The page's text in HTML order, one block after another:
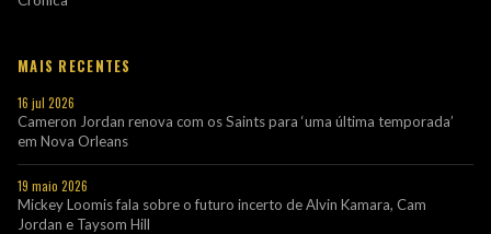
MAIS RECENTES
16 jul 2026
Cameron Jordan renova com os Saints para ‘uma última temporada’
em Nova Orleans
19 maio 2026
Mickey Loomis fala sobre o futuro incerto de Alvin Kamara, Cam
Jordan e Taysom Hill